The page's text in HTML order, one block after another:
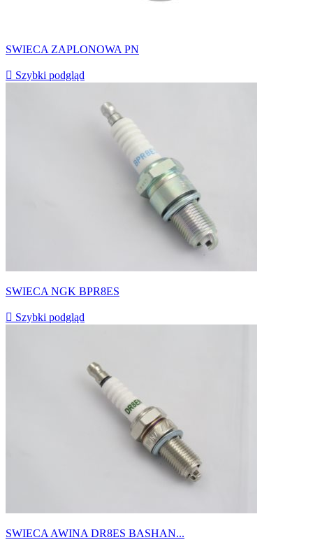
SWIECA ZAPLONOWA PN
 Szybki podgląd
SWIECA NGK BPR8ES
 Szybki podgląd
SWIECA AWINA DR8ES BASHAN...